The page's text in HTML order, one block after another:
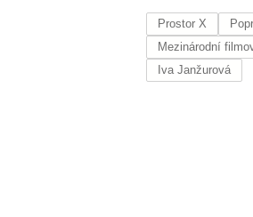
Prostor X
Mezinárodní
Iva Janžurová